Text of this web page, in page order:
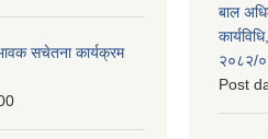
सचेतना कार्यक्रम
बाल
२०८२/
Post